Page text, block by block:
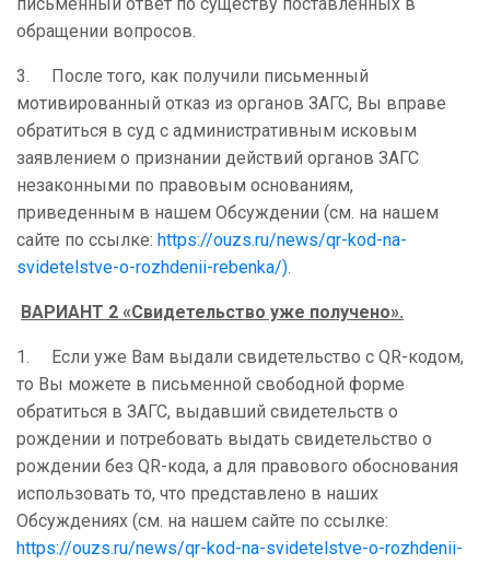
обращении вопросов.
3. После того, как получили письменный
мотивированный отказ из органов ЗАГС, Вы вправе
обратиться в суд с административным исковым
заявлением о признании действий органов ЗАГС
незаконными по правовым основаниям,
приведенным в нашем Обсуждении (см. на нашем
сайте по ссылке: https://ouzs.ru/news/qr-kod-na-
svidetelstve-o-rozhdenii-rebenka/).
ВАРИАНТ 2 «Свидетельство уже получено».
1. Если уже Вам выдали свидетельство с QR-кодом,
то Вы можете в письменной свободной форме
обратиться в ЗАГС, выдавший свидетельств о
рождении и потребовать выдать свидетельство о
рождении без QR-кода, а для правового обоснования
использовать то, что представлено в наших
Обсуждениях (см. на нашем сайте по ссылке:
https://ouzs.ru/news/qr-kod-na-svidetelstve-o-rozhdenii-